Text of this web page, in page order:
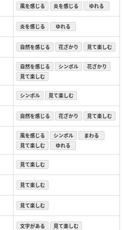
風を感じる 炎を感じる ゆれる
炎を感じる ゆれる
自然を感じる 花ざかり 見て楽しむ
自然を感じる シンボル
花ざかり
見て楽しむ
シンボル 見て楽しむ
自然を感じる 花ざかり 見て楽しむ
風を感じる シンボル
まわる
見て楽しむ
ゆれる
見て楽しむ
見て楽しむ
見て楽しむ
文字がある 見て楽しむ